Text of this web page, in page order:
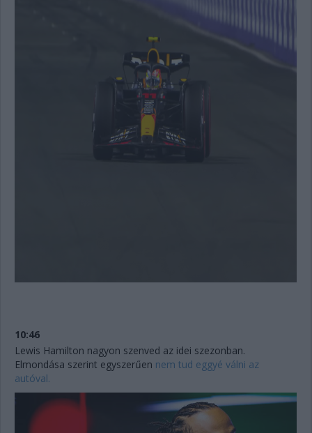
10:46
Lewis Hamilton nagyon szenved az idei szezonban.
Elmondása szerint egyszerűen nem tud eggyé válni az
autóval.